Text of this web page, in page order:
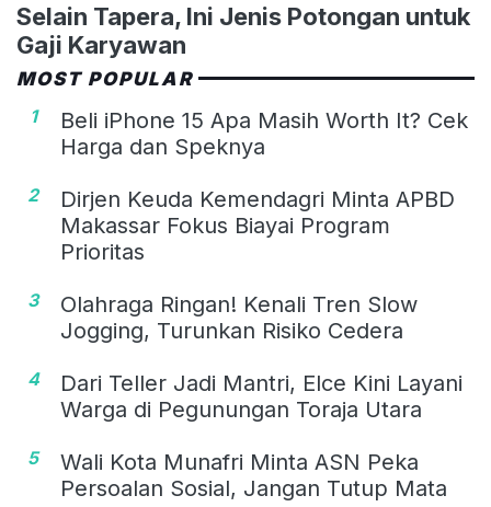
Selain Tapera, Ini Jenis Potongan untuk
Gaji Karyawan
MOST POPULAR
1
Beli iPhone 15 Apa Masih Worth It? Cek
Harga dan Speknya
2
Dirjen Keuda Kemendagri Minta APBD
Makassar Fokus Biayai Program
Prioritas
3
Olahraga Ringan! Kenali Tren Slow
Jogging, Turunkan Risiko Cedera
4
Dari Teller Jadi Mantri, Elce Kini Layani
Warga di Pegunungan Toraja Utara
5
Wali Kota Munafri Minta ASN Peka
Persoalan Sosial, Jangan Tutup Mata